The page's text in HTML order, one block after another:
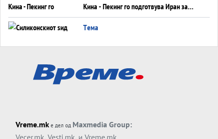
Кина - Пекинг го подготвува Иран за
американска копнена инвазија
Tема
Tема
Трамп тврди дека повторно „разговара“
ДЛАБОКО УДОЛУ: Сметководствените
Vreme.mk е дел од Maxmedia Group:
Vecer.mk, Vesti.mk, и Vreme.mk